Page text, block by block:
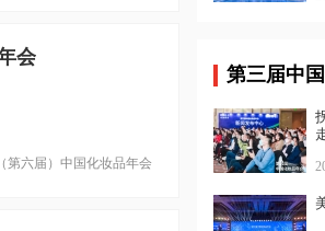
会
第六届）中国化妆品年会
第三届中